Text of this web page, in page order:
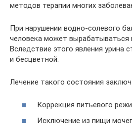
методов терапии многих
При нарушении водно-солевого
человека может
Вследствие этого явления урина
и бесцветной.
Лечение такого состояния
Коррекция питьевого
Исключение из пищи